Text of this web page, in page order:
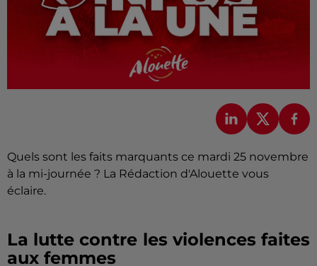
Quels sont les faits marquants ce mardi 25 novembre
à la mi-journée ? La Rédaction d'Alouette vous
éclaire.
La lutte contre les violences faites
aux femmes